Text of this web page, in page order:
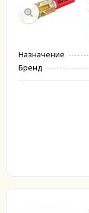
Назначение
Бренд